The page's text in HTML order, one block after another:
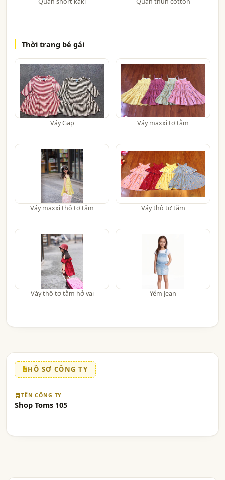
Thời trang bé gái
Váy Gap Váy maxxi tơ tằm
Váy maxxi thô tơ tằm Váy thô tơ tằm
Váy thô tơ tằm hở vai Yếm Jean
HỒ SƠ CÔNG TY
TÊN CÔNG TY
Shop Toms 105